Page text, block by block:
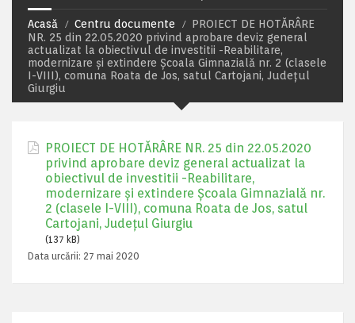
Acasă Centru documente
PROIECT DE HOTĂRÂRE
NR. 25 din 22.05.2020 privind aprobare deviz general
actualizat la obiectivul de investitii -Reabilitare,
modernizare și extindere Școala Gimnazială nr. 2 (clasele
I-VIII), comuna Roata de Jos, satul Cartojani, Județul
Giurgiu
PROIECT DE HOTĂRÂRE NR. 25 din 22.05.2020
privind aprobare deviz general actualizat la
obiectivul de investitii -Reabilitare,
modernizare și extindere Școala Gimnazială nr.
2 (clasele I-VIII), comuna Roata de Jos, satul
Cartojani, Județul Giurgiu
(137 kB)
Data urcării: 27 mai 2020